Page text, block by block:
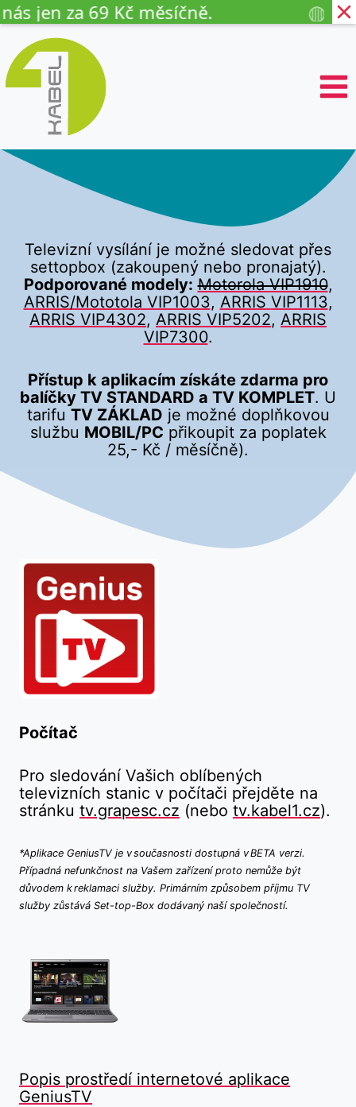
za 69 Kč měsíčně.
P
e
s
i
Televizní vysílání je možné sledovat přes
settopbox (zakoupený nebo pronajatý).
Podporované modely: Motorola VIP1910,
ARRIS/Mototola VIP1003, ARRIS VIP1113,
ARRIS VIP4302, ARRIS VIP5202, ARRIS
VIP7300.
Přístup k aplikacím získáte zdarma pro
balíčky TV STANDARD a TV KOMPLET. U
tarifu TV ZÁKLAD je možné doplňkovou
službu MOBIL/PC přikoupit za poplatek
25,- Kč / měsíčně).
Počítač
Pro sledování Vašich oblíbených
televizních stanic v počítači přejděte na
stránku tv.grapesc.cz (nebo tv.kabel1.cz).
*Aplikace GeniusTV je v současnosti dostupná v BETA verzi.
Případná nefunkčnost na Vašem zařízení proto nemůže být
důvodem k reklamaci služby. Primárním způsobem příjmu TV
služby zůstává Set-top-Box dodávaný naší společností.
Popis prostředí internetové aplikace
GeniusTV